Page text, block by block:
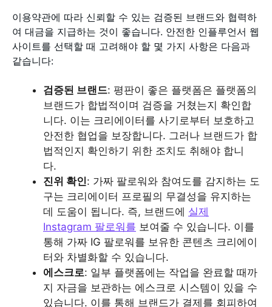
이용약관에 따라 신뢰할 수 있는 검증된 브랜드와 협력하
여 대금을 지급하는 것이 좋습니다. 안전한 인플루언서 웹
사이트를 선택할 때 고려해야 할 몇 가지 사항은 다음과
같습니다:
검증된 브랜드: 평판이 좋은 플랫폼은 플랫폼의
브랜드가 합법적이며 검증을 거쳤는지 확인합
니다. 이는 크리에이터를 사기로부터 보호하고
안전한 협업을 보장합니다. 그러나 브랜드가 합
법적인지 확인하기 위한 조치도 취해야 합니
다.
진위 확인: 가짜 팔로워와 참여도를 감지하는 도
구는 크리에이터 프로필의 무결성을 유지하는
데 도움이 됩니다. 즉, 브랜드에 실제
Instagram 팔로워를 보여줄 수 있습니다. 이를
통해 가짜 IG 팔로워를 보유한 콘텐츠 크리에이
터와 차별화할 수 있습니다.
에스크로: 일부 플랫폼에는 작업을 완료할 때까
지 자금을 보관하는 에스크로 시스템이 있을 수
있습니다. 이를 통해 브랜드가 결제를 회피하여